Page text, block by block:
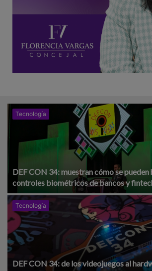
Tecnología
DEF CON 34: muestran cómo se pueden
controles biométricos de bancos y
Latina
Tecnología
DEF CON 34: de los videojuegos al